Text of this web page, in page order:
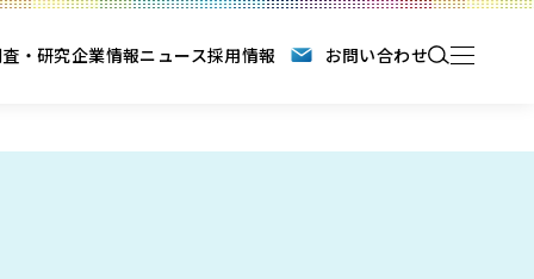
・研究企業情報ニュース採用情報 お問い合わせ